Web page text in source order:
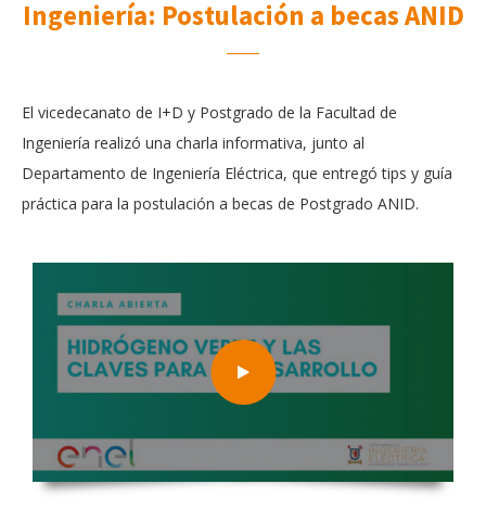
Ingeniería: Postulación a becas ANID
El vicedecanato de I+D y Postgrado de la Facultad de
Ingeniería realizó una charla informativa, junto al
Departamento de Ingeniería Eléctrica, que entregó tips y guía
práctica para la postulación a becas de Postgrado ANID.